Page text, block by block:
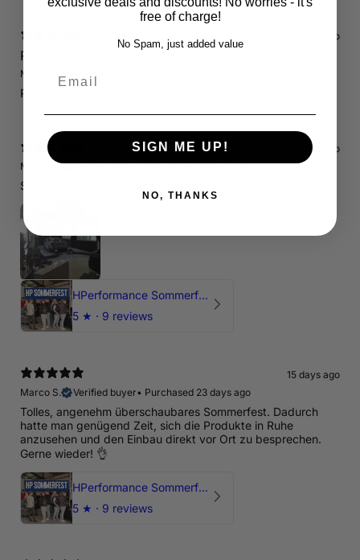
15 days ago
RS3 8P
Marcin J. Verified buyer
Polecam !
15 days ago
Marcin J.
Verified buyer•Purchased 26 days ago
Świetnie spedzony czas , Pozdrawiam
HPerformance Sommerfest 2026
5 ★ · 9 reviews
15 days ago
Marco S.
Verified buyer• Purchased 23 days ago
Tolles, angenehm überschaubares Sommerfest. Dadurch
hatte man genügend Zeit, sich die Produkte in Ruhe
anzusehen und den Einbau direkt vor Ort zu besprechen.
Gerne wieder! 👌
HPerformance Sommerfest 2026
5 ★ · 9 reviews
free of charge!
No Spam, just added value
SIGN ME UP!
NO, THANKS